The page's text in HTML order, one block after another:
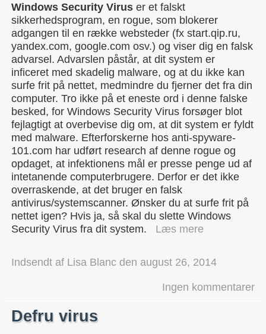
Windows Security Virus er et falskt
sikkerhedsprogram, en rogue, som blokerer
adgangen til en række websteder (fx start.qip.ru,
yandex.com, google.com osv.) og viser dig en falsk
advarsel. Advarslen påstår, at dit system er
inficeret med skadelig malware, og at du ikke kan
surfe frit på nettet, medmindre du fjerner det fra din
computer. Tro ikke på et eneste ord i denne falske
besked, for Windows Security Virus forsøger blot
fejlagtigt at overbevise dig om, at dit system er fyldt
med malware. Efterforskerne hos anti-spyware-
101.com har udført research af denne rogue og
opdaget, at infektionens mål er presse penge ud af
intetanende computerbrugere. Derfor er det ikke
overraskende, at det bruger en falsk
antivirus/systemscanner. Ønsker du at surfe frit på
nettet igen? Hvis ja, så skal du slette Windows
Security Virus fra dit system.
Læs mere
Indsendt af Lisa Blanc den august 26, 2014
Ingen kommentarer
Defru virus